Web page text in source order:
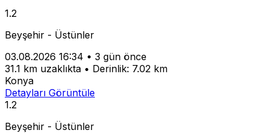
1.2
Beyşehir - Üstünler
03.08.2026 16:34 • 3 gün önce
31.1 km uzaklıkta • Derinlik: 7.02 km
Konya
Detayları Görüntüle
1.2
Beyşehir - Üstünler